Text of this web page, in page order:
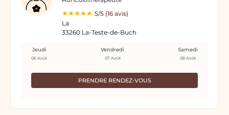
5/5 (16 avis)
La
33260 La-Teste-de-Buch
PRENDRE RENDEZ-VOUS
Jeudi
06 Août
Vendredi
07 Août
Samedi
08 Août